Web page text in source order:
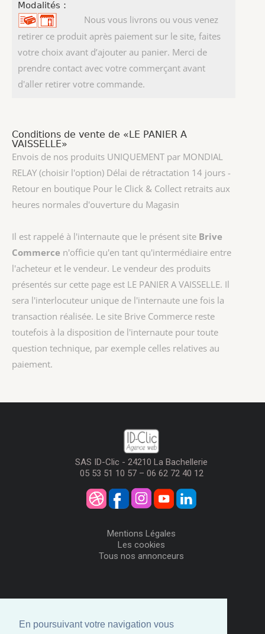
En poursuivant votre navigation vous
Modalités :
Nous vous livrons ou vous venez
retirer ce produit après paiement sur le site, faites
votre choix avant d’ajouter au panier. Merci de
prendre contact avec votre commerçant avant
d'aller retirer votre commande.
Conditions de vente de «LE PANIER A
VAISSELLE»
Envois de nos produits UNIQUEMENT par MONDIAL
RELAY (choisir l'option) Délai de rétractation 14 jours -
Retour en boutique Pour le Click & Collect retraits aux
heures normales d'ouverture du Magasin
Il est rappelé à l'internaute que le présent site Brive
Commerce n'officie qu'en tant qu'intermédiaire entre
l'acheteur et le vendeur. Le vendeur des produits
présentés sur cette page est LE PANIER A VAISSELLE. Il
sera l'interlocuteur unique de l'internaute une fois la
transaction réalisée. Le site Brive Commerce reste
toutefois à la disposition de l'internaute pour toute
question technique, par exemple celles relatives au
paiement.
SAS ID-Clic - 24210 La Bachellerie
05 53 51 10 57 – 06 62 72 40 12
Mentions Légales
Les cookies
Tous nos annonceurs
Me Connecter